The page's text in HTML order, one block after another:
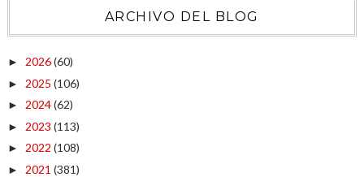
ARCHIVO DEL BLOG
► 2026(60)
► 2025 (106)
► 2024(62)
► 2023 (113)
► 2022 (108)
► 2021 (381)